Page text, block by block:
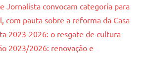
Jornalista convocam categoria para
com pauta sobre a reforma da Casa
2023-2026: o resgate de cultura
2023/2026: renovação e